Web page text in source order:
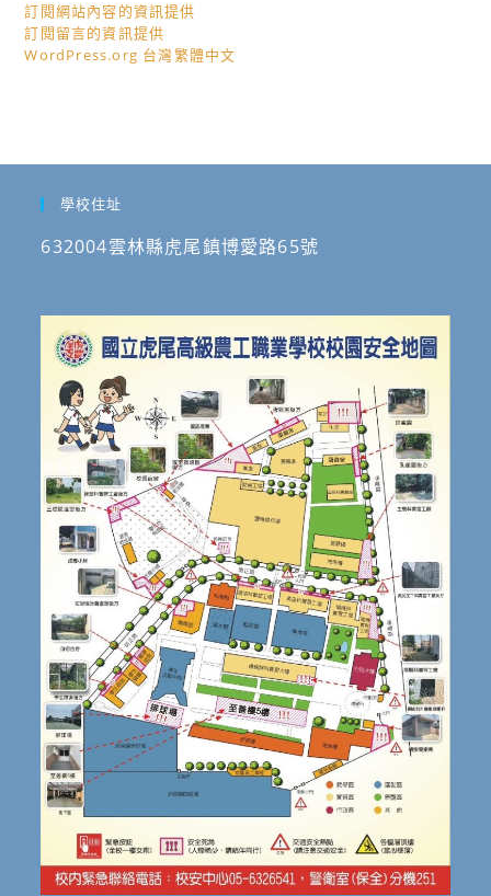
訂閱網站內容的資訊提供
訂閱留言的資訊提供
WordPress.org 台灣繁體中文
學校住址
632004雲林縣虎尾鎮博愛路65號